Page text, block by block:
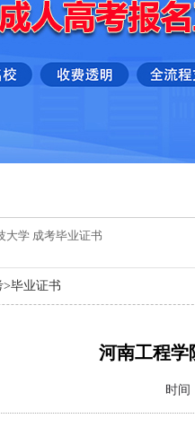
大学 成考毕业证书
>毕业证书
河南工程学
时间